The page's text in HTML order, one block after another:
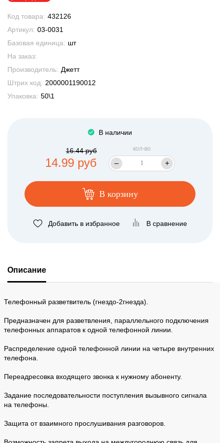
Код товара: 432126
Артикул: 03-0031
Базовая единица: шт
На заказ:
Производитель: Джетт
Штрих код: 2000001190012
Упаковка: 50\1
В наличии
16.44 руб
14.99 руб
кол-во
– +
В корзину
Добавить в избранное В сравнение
Описание
Телефонный разветвитель (гнездо-2гнезда).
Предназначен для разветвления, параллельного подключения
телефонных аппаратов к одной телефонной линии.
Распределение одной телефонной линии на четыре внутренних
телефона.
Переадресовка входящего звонка к нужному абоненту.
Задание последовательности поступления вызывного сигнала
на телефоны.
Защита от взаимного прослушивания разговоров.